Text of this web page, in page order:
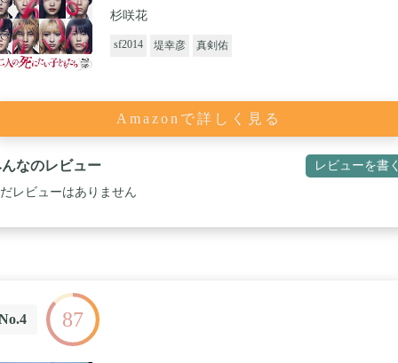
杉咲花
sf2014 堤幸彦 真剣佑
Amazonで詳しく見る
なのレビュー レビューを書
レビューはありません
87